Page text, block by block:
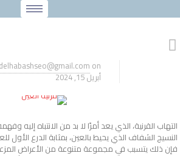
on
أبريل 15, 2024
التهاب القرنية، الذي يعد أمرًا لا بد من الانتباه إليه
النسيج الشفاف الذي يحيط بالعين، بمثابة الدرع الأول
فإن ذلك يتسبب في مجموعة متنوعة من الأعراض